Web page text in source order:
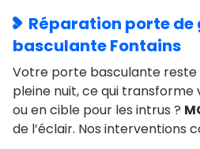
Réparation porte de
basculante Fontains
Votre porte basculante
pleine nuit, ce qui
ou en cible pour les intrus ?
de l’éclair. Nos interventions